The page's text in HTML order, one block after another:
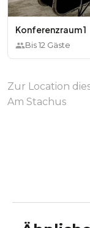
Konferenzraum 1
Bis12 Gäste
Zur Location
Am Stachus